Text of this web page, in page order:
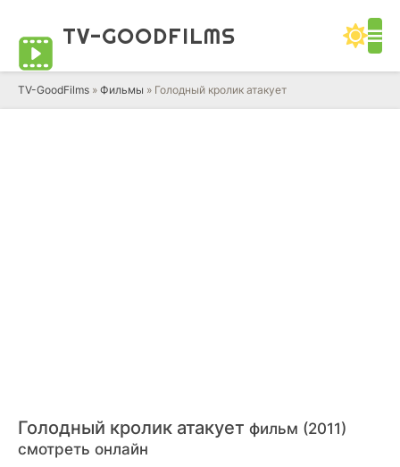
TV-GOODFILMS
TV-GoodFilms » Фильмы » Голодный кролик атакует
Голодный кролик атакует фильм (2011)
смотреть онлайн